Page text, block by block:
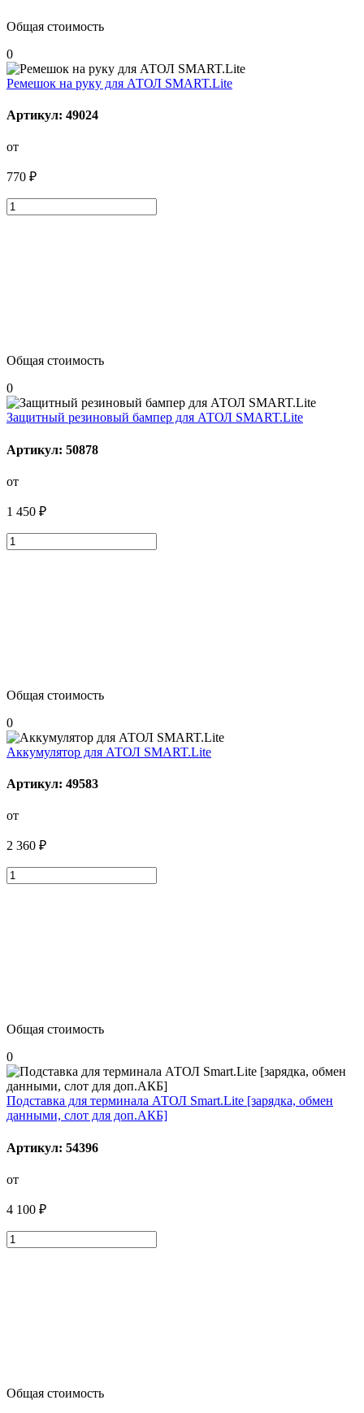
Общая стоимость
0
Ремешок на руку для АТОЛ SMART.Lite
Артикул: 49024
от
770 ₽
Общая стоимость
0
Защитный резиновый бампер для АТОЛ SMART.Lite
Артикул: 50878
от
1 450 ₽
Общая стоимость
0
Аккумулятор для АТОЛ SMART.Lite
Артикул: 49583
от
2 360 ₽
Общая стоимость
0
Подставка для терминала АТОЛ Smart.Lite [зарядка, обмен
данными, слот для доп.АКБ]
Артикул: 54396
от
4 100 ₽
Общая стоимость